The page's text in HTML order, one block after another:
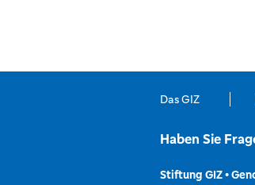
Das GIZ
Haben Sie
Stiftung GIZ•